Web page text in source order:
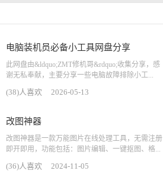
电脑装机员必备小工具网盘分享
此网盘由&ldquo;ZMT修机哥&rdquo;收集分享，感
谢无私奉献，主要分享一些电脑故障排除小工...
(38)人喜欢 2026-05-13
改图神器
改图神器是一款万能图片在线处理工具，无需注册
即开即用，功能包括：图片编辑、一键抠图、格...
(36)人喜欢 2024-11-05